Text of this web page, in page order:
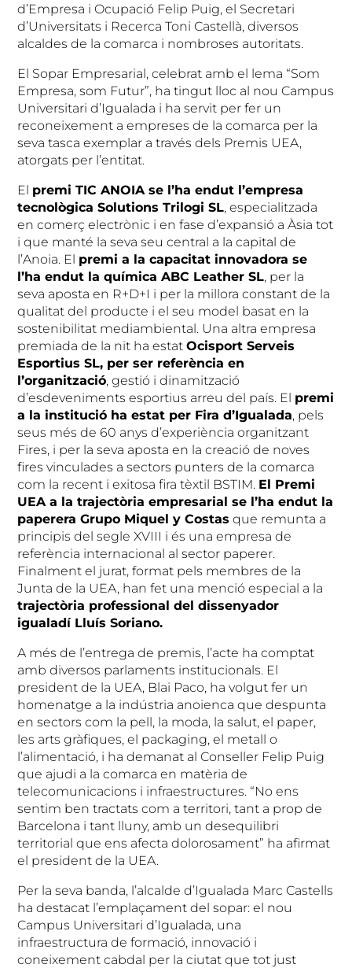
d’Empresa i Ocupació Felip Puig, el Secretari
d’Universitats i Recerca Toni Castellà, diversos
alcaldes de la comarca i nombroses autoritats.
El Sopar Empresarial, celebrat amb el lema “Som
Empresa, som Futur”, ha tingut lloc al nou Campus
Universitari d’Igualada i ha servit per fer un
reconeixement a empreses de la comarca per la
seva tasca exemplar a través dels Premis UEA,
atorgats per l’entitat.
El premi TIC ANOIA se l’ha endut l’empresa
tecnològica Solutions Trilogi SL, especialitzada
en comerç electrònic i en fase d’expansió a Àsia tot
i que manté la seva seu central a la capital de
l’Anoia. El premi a la capacitat innovadora se
l’ha endut la química ABC Leather SL, per la
seva aposta en R+D+I i per la millora constant de la
qualitat del producte i el seu model basat en la
sostenibilitat mediambiental. Una altra empresa
premiada de la nit ha estatOcisport Serveis
Esportius SL, per ser referència en
l’organització, gestió i dinamització
d’esdeveniments esportius arreu del país. El premi
a la institució ha estat per Fira d’Igualada, pels
seus més de 60 anys d’experiència organitzant
Fires, i per la seva aposta en la creació de noves
fires vinculades a sectors punters de la comarca
com la recent i exitosa fira tèxtil BSTIM. El Premi
UEA a la trajectòria empresarial se l’ha endut la
paperera Grupo Miquel y Costas que remunta a
principis del segle XVIII i és una empresa de
referència internacional al sector paperer.
Finalment el jurat, format pels membres de la
Junta de la UEA, han fet una menció especial a la
trajectòria professional del dissenyador
igualadí Lluís Soriano.
A més de l’entrega de premis, l’acte ha comptat
amb diversos parlaments institucionals. El
president de la UEA, Blai Paco, ha volgut fer un
homenatge a la indústria anoienca que despunta
en sectors com la pell, la moda, la salut, el paper,
les arts gràfiques, el packaging, el metall o
l’alimentació, i ha demanat al Conseller Felip Puig
que ajudi a la comarca en matèria de
telecomunicacions i infraestructures. “No ens
sentim ben tractats com a territori, tant a prop de
Barcelona i tant lluny, amb un desequilibri
territorial que ens afecta dolorosament” ha afirmat
el president de la UEA.
Per la seva banda, l’alcalde d’Igualada Marc Castells
ha destacat l’emplaçament del sopar: el nou
Campus Universitari d’Igualada, una
infraestructura de formació, innovació i
coneixement cabdal per la ciutat que tot just